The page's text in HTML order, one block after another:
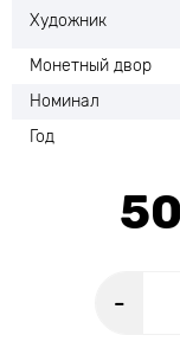
Художник
Монетный двор
Номинал
Год
-